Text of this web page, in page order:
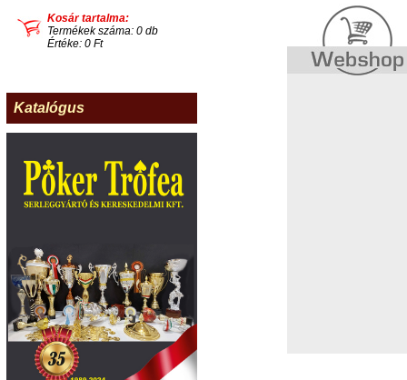
Kosár tartalma:
Termékek száma: 0 db
Értéke: 0 Ft
Katalógus